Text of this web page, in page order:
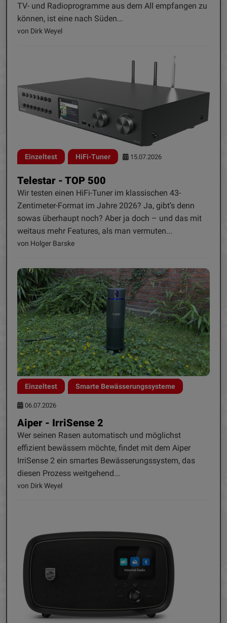
TV- und Radioprogramme aus dem All empfangen zu
können, ist eine nach Süden...
von Dirk Weyel
Einzeltest HiFi-Tuner 15.07.2026
Telestar - TOP 500
Wir testen einen HiFi-Tuner im klassischen 43-
Zentimeter-Format im Jahre 2026? Ja, gibt’s denn
sowas überhaupt noch? Aber ja doch – und das mit
weitaus mehr Features, als man vermuten...
von Holger Barske
Einzeltest Smarte Bewässerungssysteme
06.07.2026
Aiper - IrriSense 2
Wer seinen Rasen automatisch und möglichst
effizient bewässern möchte, findet mit dem Aiper
IrriSense 2 ein smartes Bewässerungssystem, das
diesen Prozess weitgehend...
von Dirk Weyel